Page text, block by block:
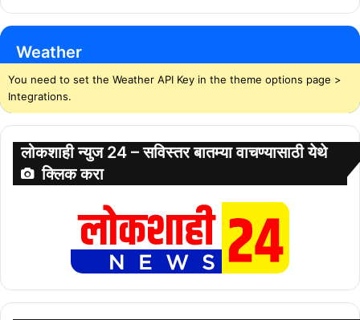
Weather
You need to set the Weather API Key in the theme options page >
Integrations.
लोकशाही न्युज 24 – सविस्तर बातम्या वाचण्यासाठी येथे
क्लिक करा